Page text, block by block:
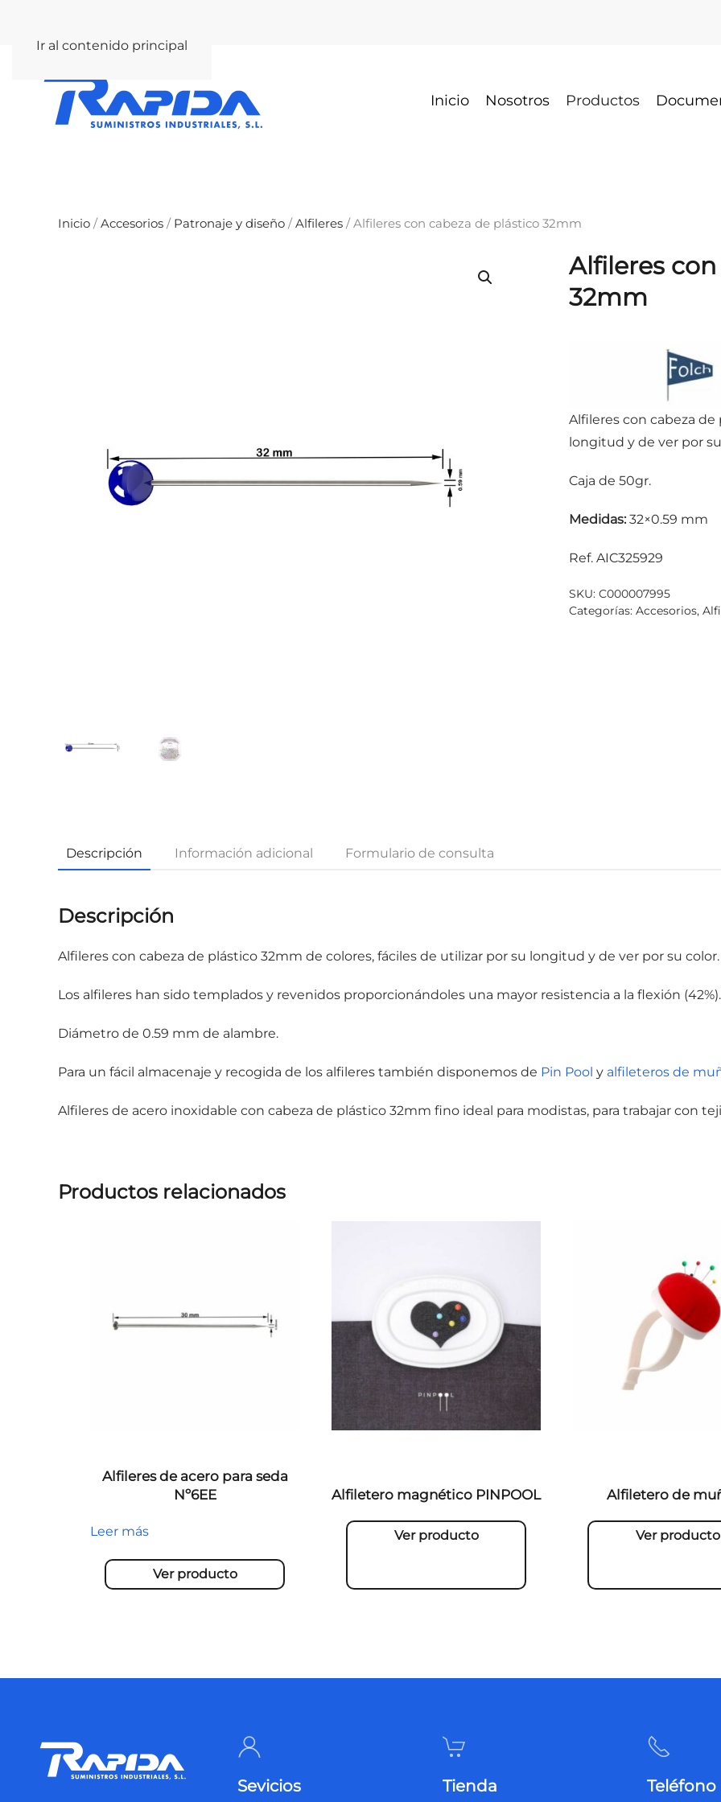
Ir al contenido principal
Inicio Nosotros Productos
Inicio /Accesorios / Patronaje y diseño /Alfileres / Alfileres con cabeza de plástico 32mm
Alfileres
32mm
Alfileres con cabeza de
longitud y de ver por
Caja de 50gr.
Medidas: 32×0.59 mm
Ref. AIC325929
SKU: C000007995
Categorías: Accesorios,
Descripción Información adicional Formulario de consulta
Descripción
Alfileres con cabeza de plástico 32mm de colores, fáciles de utilizar por su longitud y de ver por su color.
Los alfileres han sido templados y revenidos proporcionándoles una mayor resistencia a la flexión (42%).
Diámetro de 0.59 mm de alambre.
Para un fácil almacenaje y recogida de los alfileres también disponemos de Pin Pool y alfileteros de
Alfileres de acero inoxidable con cabeza de plástico 32mm fino ideal para modistas, para trabajar con
Productos relacionados
Alfileres de acero para seda
Nº6EE
Leer más
Ver producto
Alfiletero magnético PINPOOL
Ver producto
Alfiletero de
Ver producto
Sevicios Tienda Teléfono